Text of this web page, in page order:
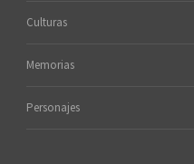
Culturas
Memorias
Personajes